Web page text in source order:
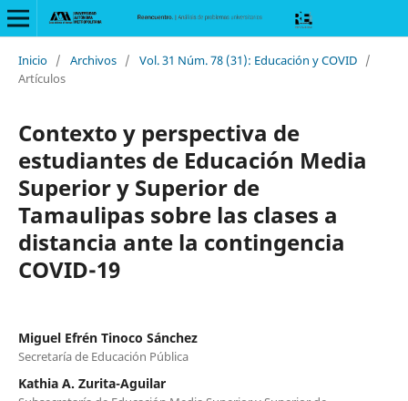
Inicio / Archivos / Vol. 31 Núm. 78 (31): Educación y COVID /
Artículos
Contexto y perspectiva de
estudiantes de Educación Media
Superior y Superior de
Tamaulipas sobre las clases a
distancia ante la contingencia
COVID-19
Miguel Efrén Tinoco Sánchez
Secretaría de Educación Pública
Kathia A. Zurita-Aguilar